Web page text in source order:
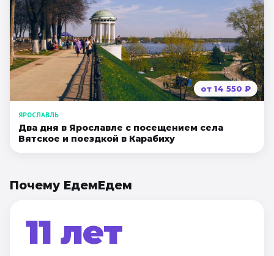
от 14 550 ₽
ЯРОСЛАВЛЬ
Два дня в Ярославле с посещением села
Вятское и поездкой в Карабиху
Почему ЕдемЕдем
11 лет